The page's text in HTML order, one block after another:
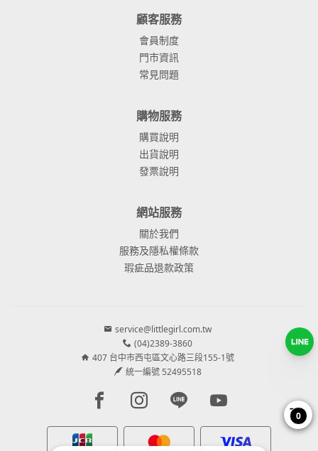
顧客服務
會員制度
門市資訊
常見問題
購物服務
購買說明
出貨說明
發票說明
網站服務
關於我們
服務及隱私權條款
瑕疵品退款政策
service@littlegirl.com.tw
(04)2389-3860
407 台中市西屯區文心路三段155-1號
統一編號 52495518
Facebook page
Instagram page
Line pageYoutube page
0